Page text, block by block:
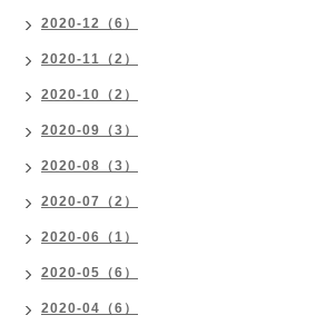
2020-12（6）
2020-11（2）
2020-10（2）
2020-09（3）
2020-08（3）
2020-07（2）
2020-06（1）
2020-05（6）
2020-04（6）